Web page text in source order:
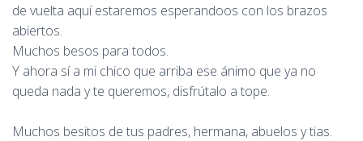
de vuelta aquí estaremos esperandoos con los brazos
abiertos.
Muchos besos para todos.
Y ahora sí a mi chico que arriba ese ánimo que ya no
queda nada y te queremos, disfrútalo a tope.
Muchos besitos de tus padres, hermana, abuelos y tias.